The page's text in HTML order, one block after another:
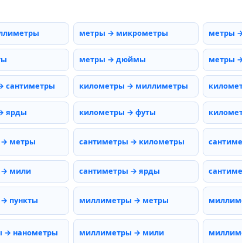
метры → микрометры метры
метры → дюймы метры
сантиметры километры → миллиметры
ярды километры → футы
→ метры сантиметры → километры
→ мили сантиметры → ярды
пункты миллиметры → метры
→ нанометры миллиметры → мили